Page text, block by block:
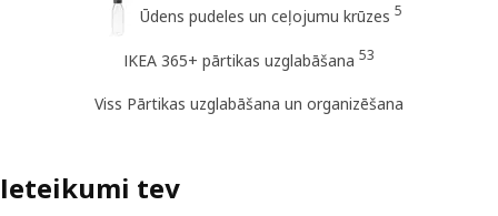
Ūdens pudeles un ceļojumu krūzes 5
IKEA 365+ pārtikas uzglabāšana 53
Viss Pārtikas uzglabāšana un organizēšana
Ieteikumi tev